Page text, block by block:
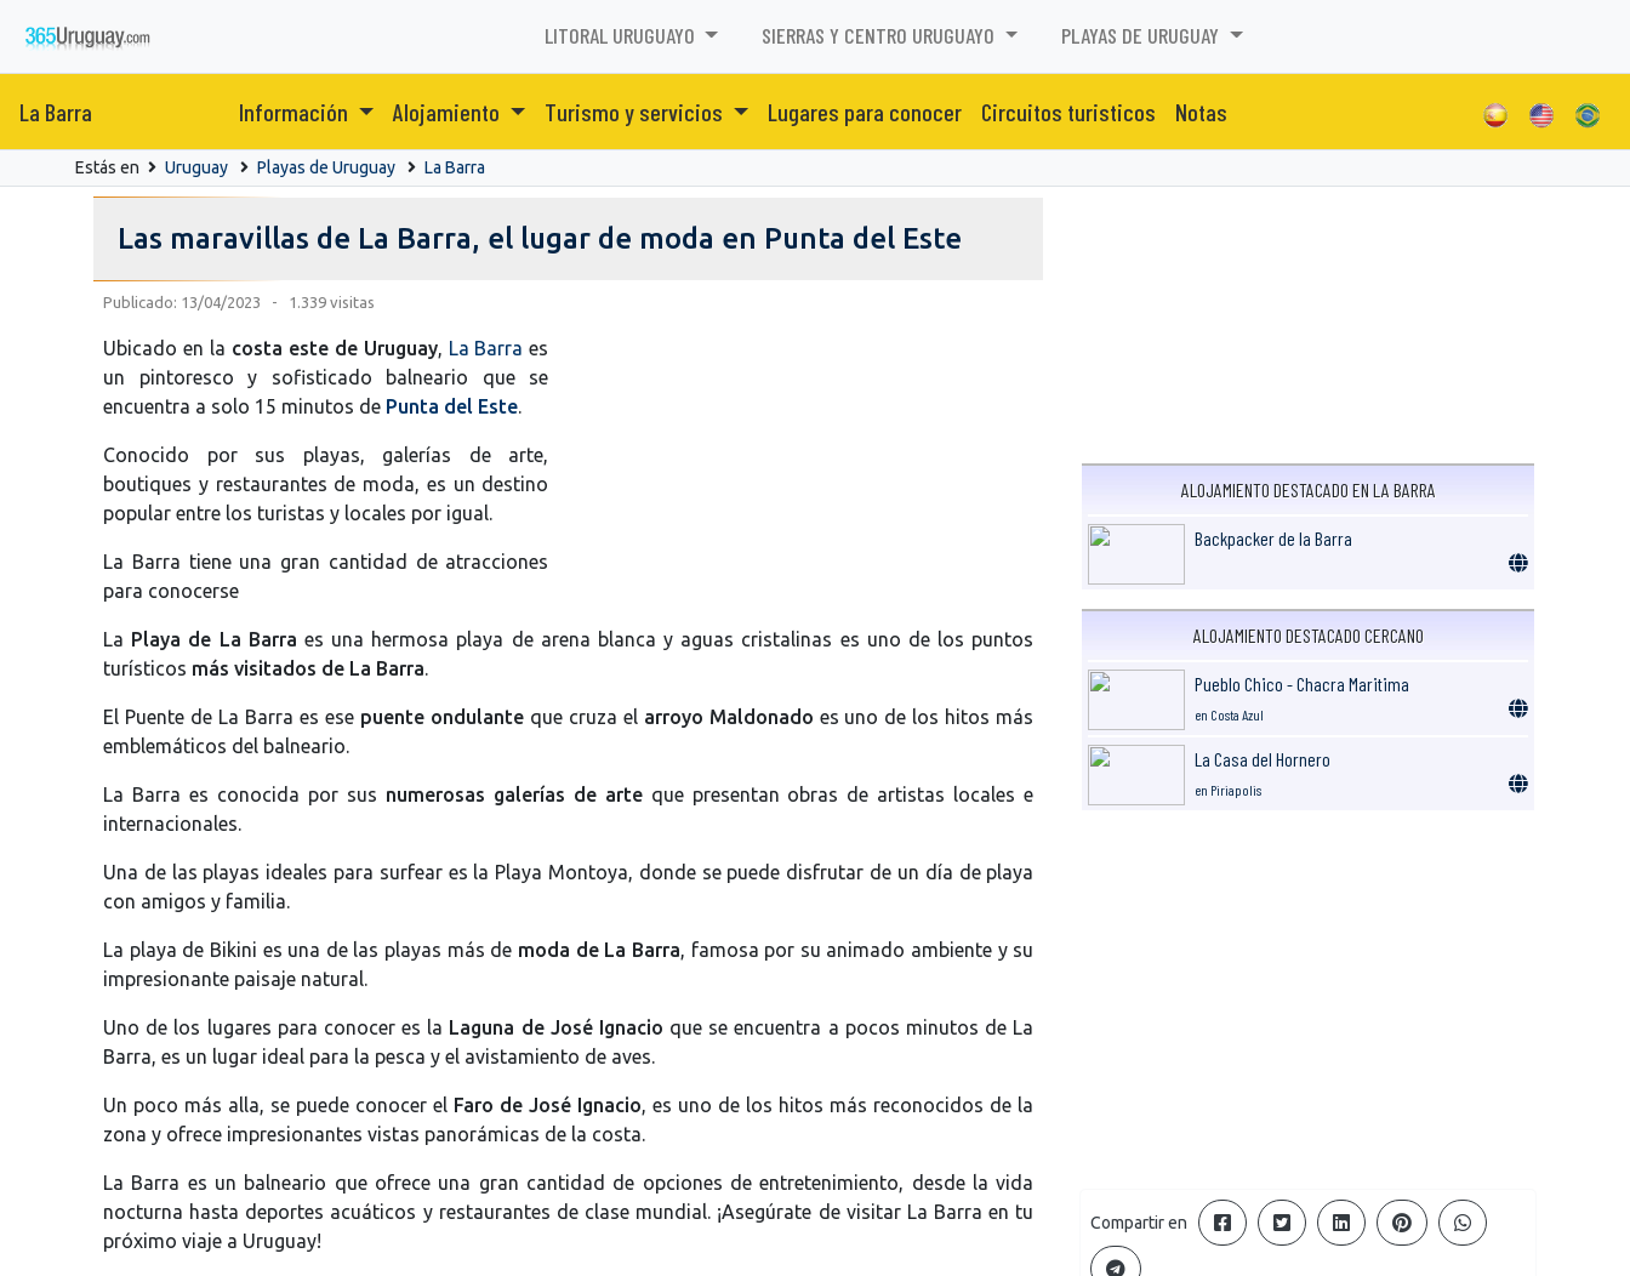
LITORAL URUGUAYO SIERRAS Y CENTRO URUGUAYO PLAYAS DE URUGUAY
La Barra Información Alojamiento Turismo y servicios Lugares para conocer Circuitos turisticos Notas
Estás en Uruguay Playas de Uruguay La Barra
Las maravillas de La Barra, el lugar de moda en Punta del Este
Publicado: 13/04/2023 - 1.339 visitas
Ubicado en la costa este de Uruguay, La Barra es
un pintoresco y sofisticado balneario que se
encuentra a solo 15 minutos de Punta del Este.
Conocido por sus playas, galerías de arte,
boutiques y restaurantes de moda, es un destino
popular entre los turistas y locales por igual.
La Barra tiene una gran cantidad de atracciones
para conocerse
La Playa de La Barra es una hermosa playa de arena blanca y aguas cristalinas es uno de los puntos
turísticos más visitados de La Barra.
El Puente de La Barra es ese puente ondulanteque cruza el arroyo Maldonado es uno de los hitos más
emblemáticos del balneario.
La Barra es conocida por sus numerosas galerías de arteque presentan obras de artistas locales e
internacionales.
Una de las playas ideales para surfear es la Playa Montoya, donde se puede disfrutar de un día de playa
con amigos y familia.
La playa de Bikini es una de las playas más de moda de La Barra, famosa por su animado ambiente y su
impresionante paisaje natural.
Uno de los lugares para conocer es la Laguna de José Ignacio que se encuentra a pocos minutos de La
Barra, es un lugar ideal para la pesca y el avistamiento de aves.
Un poco más alla, se puede conocer el Faro de José Ignacio, es uno de los hitos más reconocidos de la
zona y ofrece impresionantes vistas panorámicas de la costa.
La Barra es un balneario que ofrece una gran cantidad de opciones de entretenimiento, desde la vida
nocturna hasta deportes acuáticos y restaurantes de clase mundial. ¡Asegúrate de visitar La Barra en tu
próximo viaje a Uruguay!
ALOJAMIENTO DESTACADO EN LA BARRA
Backpacker de la Barra
ALOJAMIENTO DESTACADO CERCANO
Pueblo Chico - Chacra Maritima
en Costa Azul
La Casa del Hornero
en Piriapolis
Compartir en